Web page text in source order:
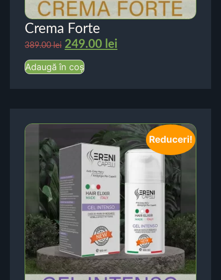
Crema Forte
389.00lei 249.00 lei
Adaugă în coș
Reduceri!